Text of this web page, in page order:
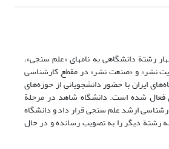
رشتة دانشگاهی به نامهای «علم سنجی»،
نشر» و «صنعت نشر» در مقطع کارشناسی
ایران با حضور دانشجویانی از حوزه‌های
فعال شده است. دانشگاه شاهد در مرحلة
ارشد علم سنجی قرار داد و دانشگاه
رشتة دیگر را به تصویب رسانده و در حال